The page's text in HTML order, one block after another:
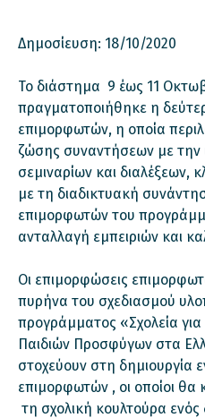
Δημοσίευση: 18/10/2020
Το διάστημα 9 έως 11
πραγματοποιήθηκε η
επιμορφωτών, η οποία
ζώσης συναντήσεων με την
σεμιναρίων και διαλέξεων,
με τη διαδικτυακή
επιμορφωτών του
ανταλλαγή εμπειριών και
Οι επιμορφώσεις
πυρήνα του σχεδιασμού
προγράμματος «Σχολεία
Παιδιών Προσφύγων στα
στοχεύουν στη δημιουργία
επιμορφωτών , οι οποίοι
τη σχολική κουλτούρα